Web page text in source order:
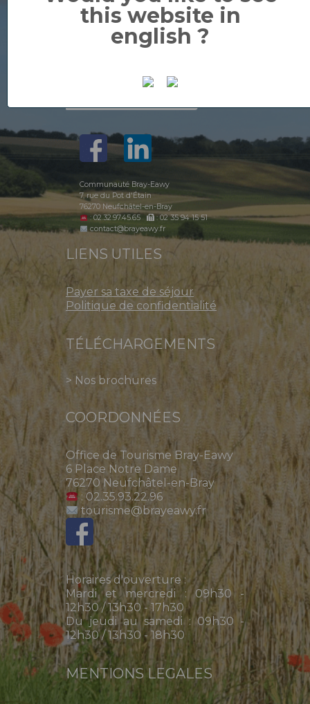
Communauté Bray-Eawy
7, rue du Pot d'Étain
76270 Neufchâtel-en-Bray
: 02.32.97.45.65
: 02 35 94 15 51
contact@brayeawy.fr
LIENS UTILES
Payer sa taxe de séjour
Politique de confidentialité
TÉLÉCHARGEMENTS
> Nos brochures
COORDONNÉES
Office de Tourisme Bray-Eawy
6 Place Notre Dame
76270 Neufchâtel-en-Bray
: 02.35.93.22.96
tourisme@brayeawy.fr
Horaires d'ouverture :
Mardi et mercredi : 09h30 -
12h30 / 13h30 - 17h30
Du jeudi au samedi : 09h30 -
12h30 / 13h30 - 18h30
MENTIONS LEGALES
this website in
english ?